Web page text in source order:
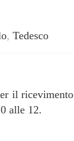
, Tedesco
il ricevimento
alle 12.